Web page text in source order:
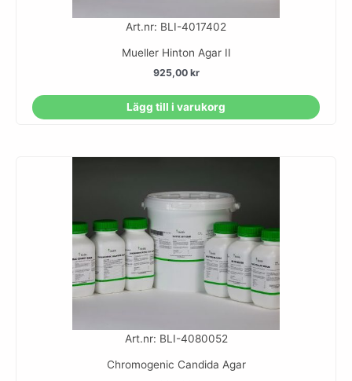
Art.nr: BLI-4017402
Mueller Hinton Agar II
925,00 kr
Lägg till i varukorg
Art.nr: BLI-4080052
Chromogenic Candida Agar